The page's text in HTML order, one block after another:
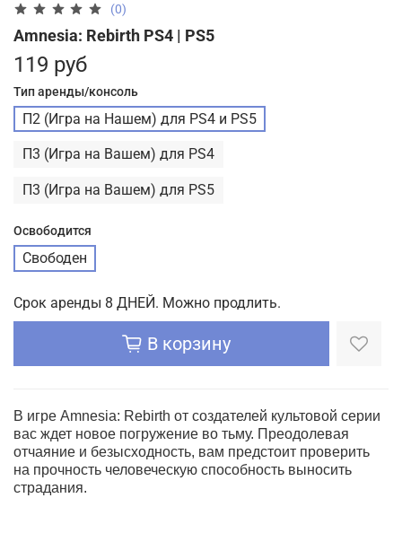
(0)
Amnesia: Rebirth PS4 | PS5
119 руб
Тип аренды/консоль
П2 (Игра на Нашем) для PS4 и PS5
П3 (Игра на Вашем) для PS4
П3 (Игра на Вашем) для PS5
Освободится
Свободен
Срок аренды 8 ДНЕЙ. Можно продлить.
В корзину
В игре Amnesia: Rebirth от создателей культовой серии
вас ждет новое погружение во тьму. Преодолевая
отчаяние и безысходность, вам предстоит проверить
на прочность человеческую способность выносить
страдания.